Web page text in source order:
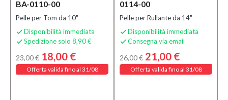
BA-0110-00
Pelle per Tom da 10"
 Disponibilità immediata
 Spedizione solo 8,90 €
23,00 € 18,00 €
Offerta valida fino al 31/08
0114-00
Pelle per Rullante da 14"
 Disponibilità immediata
 Consegna via email
26,00 € 21,00 €
Offerta valida fino al 31/08